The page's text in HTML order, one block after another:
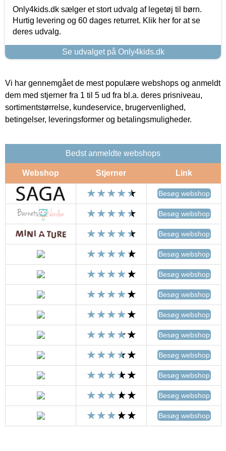
Only4kids.dk sælger et stort udvalg af legetøj til børn.
Hurtig levering og 60 dages returret. Klik her for at se
deres udvalg.
Se udvalget på Only4kids.dk
Vi har gennemgået de mest populære webshops og anmeldt
dem med stjerner fra 1 til 5 ud fra bl.a. deres prisniveau,
sortimentstørrelse, kundeservice, brugervenlighed,
betingelser, leveringsformer og betalingsmuligheder.
Bedst anmeldte webshops
Webshop Stjerner Link
Besøg webshop
Besøg webshop
Besøg webshop
Besøg webshop
Besøg webshop
Besøg webshop
Besøg webshop
Besøg webshop
Besøg webshop
Besøg webshop
Besøg webshop
Besøg webshop